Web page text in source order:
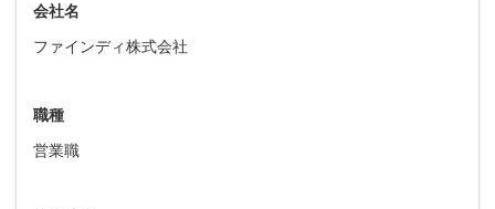
会社名
ファインディ株式会社
職種
営業職